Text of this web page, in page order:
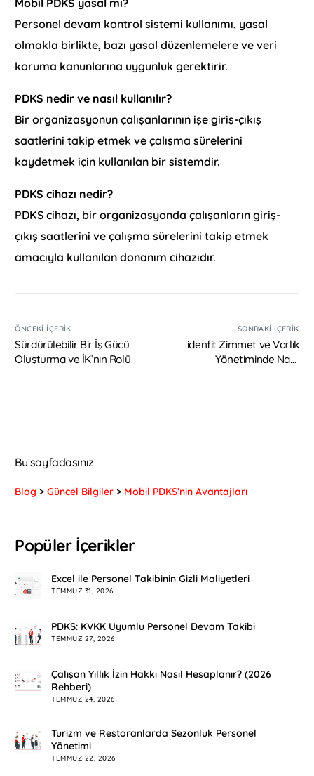
Mobil PDKS yasal mı?
Personel devam kontrol sistemi kullanımı, yasal
olmakla birlikte, bazı yasal düzenlemelere ve veri
koruma kanunlarına uygunluk gerektirir.
PDKS nedir ve nasıl kullanılır?
Bir organizasyonun çalışanlarının işe giriş-çıkış
saatlerini takip etmek ve çalışma sürelerini
kaydetmek için kullanılan bir sistemdir.
PDKS cihazı nedir?
PDKS cihazı, bir organizasyonda çalışanların giriş-
çıkış saatlerini ve çalışma sürelerini takip etmek
amacıyla kullanılan donanım cihazıdır.
ÖNCEKI İÇERIK
Sürdürülebilir Bir İş Gücü
Oluşturma ve İK’nın Rolü
SONRAKI İÇERIK
idenfit Zimmet ve Varlık
Yönetiminde Nasıl
Bu sayfadasınız
Blog >Güncel Bilgiler > Mobil PDKS’nin Avantajları
Popüler İçerikler
Excel ile Personel Takibinin Gizli Maliyetleri
TEMMUZ 31, 2026
PDKS: KVKK Uyumlu Personel Devam Takibi
TEMMUZ 27, 2026
Çalışan Yıllık İzin Hakkı Nasıl Hesaplanır? (2026
Rehberi)
TEMMUZ 24, 2026
Turizm ve Restoranlarda Sezonluk Personel
Yönetimi
TEMMUZ 22, 2026